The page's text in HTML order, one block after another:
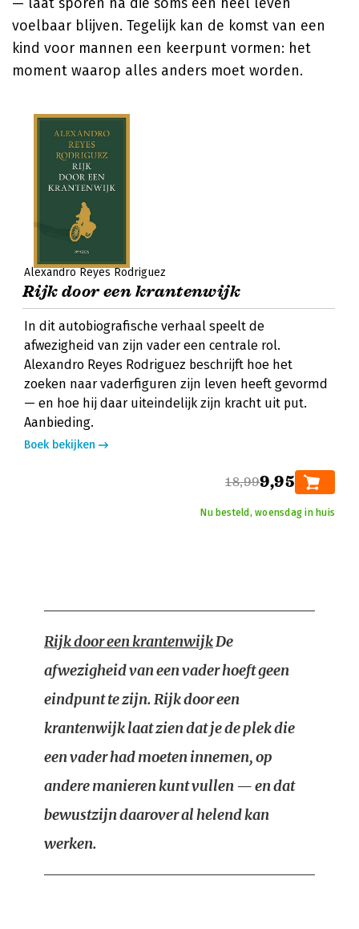
voelbaar blijven. Tegelijk kan de komst van een
kind voor mannen een keerpunt vormen: het
moment waarop alles anders moet worden.
Alexandro Reyes Rodriguez
Rijk door een krantenwijk
In dit autobiografische verhaal speelt de
afwezigheid van zijn vader een centrale rol.
Alexandro Reyes Rodriguez beschrijft hoe het
zoeken naar vaderfiguren zijn leven heeft gevormd
— en hoe hij daar uiteindelijk zijn kracht uit put.
Aanbieding.
Boek bekijken
18,999,95
Nu besteld, woensdag in huis
Rijk door een krantenwijkDe
afwezigheid van een vader hoeft geen
eindpunt te zijn. Rijk door een
krantenwijk laat zien dat je de plek die
een vader had moeten innemen, op
andere manieren kunt vullen — en dat
bewustzijn daarover al helend kan
werken.